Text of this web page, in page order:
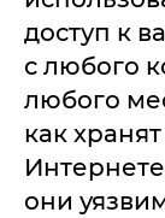
доступ к
с любого
любого
как
они